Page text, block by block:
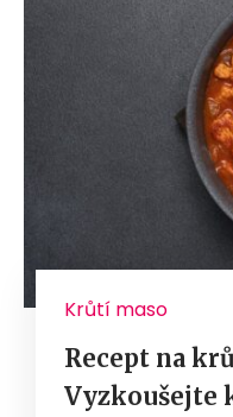
Krůtí maso
Recept na
Vyzkoušejte